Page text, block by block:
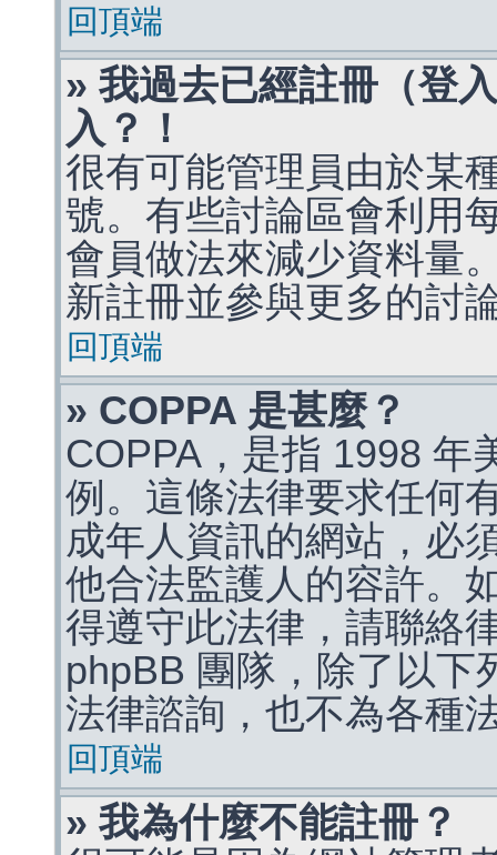
回頂端
» 我過去已經註冊（登
入？！
很有可能管理員由於某
號。有些討論區會利用
會員做法來減少資料量
新註冊並參與更多的討
回頂端
» COPPA 是甚麼？
COPPA，是指 1998 年
例。這條法律要求任何
成年人資訊的網站，必
他合法監護人的容許。
得遵守此法律，請聯絡
phpBB 團隊，除了以下
法律諮詢，也不為各種
回頂端
» 我為什麼不能註冊？